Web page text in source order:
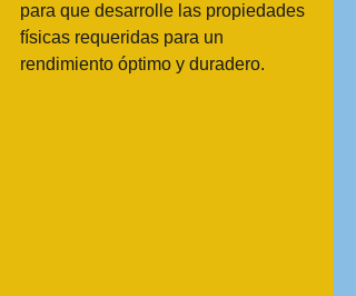
para que desarrolle las propiedades
físicas requeridas para un
rendimiento óptimo y duradero.